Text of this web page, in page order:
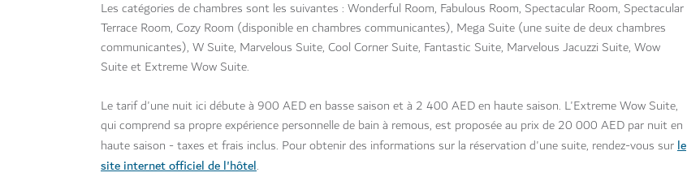
Les catégories de chambres sont les suivantes : Wonderful Room, Fabulous Room, Spectacular Room, Spectacular
Terrace Room, Cozy Room (disponible en chambres communicantes), Mega Suite (une suite de deux chambres
communicantes), W Suite, Marvelous Suite, Cool Corner Suite, Fantastic Suite, Marvelous Jacuzzi Suite, Wow
Suite et Extreme Wow Suite.
Le tarif d'une nuit ici débute à 900 AED en basse saison et à 2 400 AED en haute saison. L'Extreme Wow Suite,
qui comprend sa propre expérience personnelle de bain à remous, est proposée au prix de 20 000 AED par nuit en
haute saison - taxes et frais inclus. Pour obtenir des informations sur la réservation d'une suite, rendez-vous surle
site internet officiel de l'hôtel.